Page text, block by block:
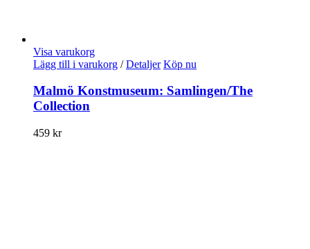
Visa varukorg
Lägg till i varukorg / Detaljer Köp nu
Malmö Konstmuseum: Samlingen/The
Collection
459 kr